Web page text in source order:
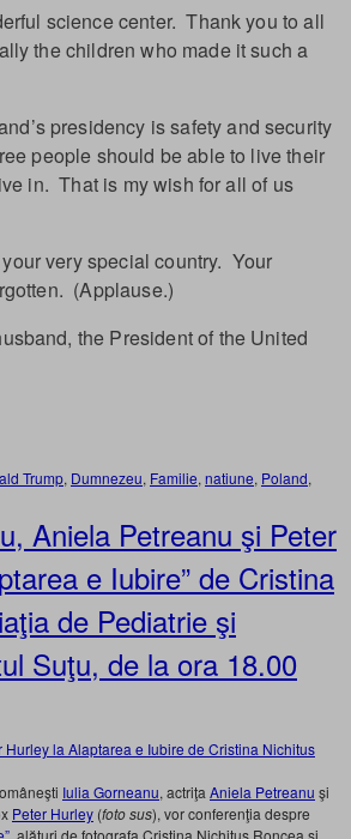
science center. Thank you to all
the children who made it such a
presidency is safety and security
people should be able to live their
in. That is my wish for all of us
very special country. Your
(Applause.)
the President of the United
Trump, Dumnezeu, Familie, natiune, Poland,
Aniela Petreanu şi Peter
e Iubire” de Cristina
de Pediatrie şi
Suţu, de la ora 18.00
Iulia Gorneanu, actriţa Aniela Petreanu şi
Peter Hurley (foto sus), vor conferenţia despre
, alături de fotografa Cristina Nichituş Roncea şi